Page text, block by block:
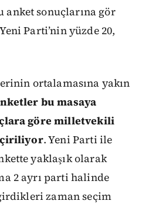
anket sonuçlarına gör
Parti’nin yüzde 20,
ortalamasına yakın
bu masaya
göre milletvekili
. Yeni Parti ile
yaklaşık olarak
2 ayrı parti halinde
zaman seçim